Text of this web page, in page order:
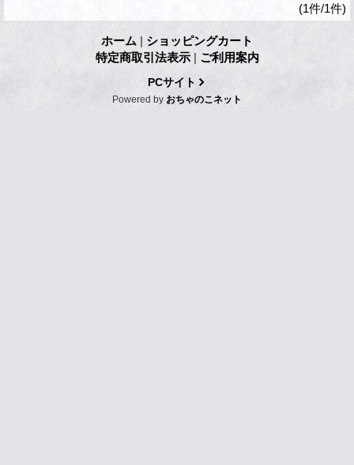
(1件/1件)
ホーム | ショッピングカート
特定商取引法表示 | ご利用案内
PCサイト
Powered by おちゃのこネット